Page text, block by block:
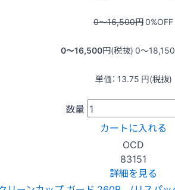
0〜16,500円0%OFF
0〜16,500円(税抜) 0〜18,150
単価： 13.75 円(税抜)
数量
カートに入れる
OCD
83151
詳細を見る